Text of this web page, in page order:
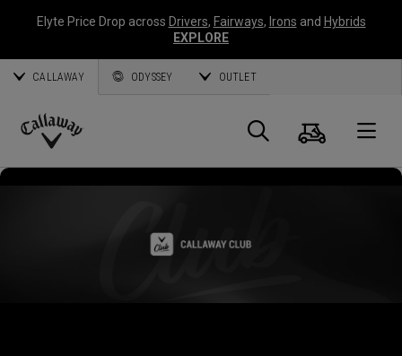
Elyte Price Drop across Drivers, Fairways, Irons and Hybrids
EXPLORE
CALLAWAY ODYSSEY OUTLET
Callaway
Suche